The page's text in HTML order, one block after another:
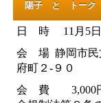
陽子 と トーク
日 時 11月5日(
会 場 静岡市
府町２-９０
会 費 3,000円